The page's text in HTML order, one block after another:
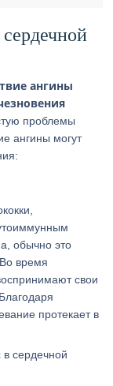
ангины
проблемы
ангины могут
обычно это
время
свои
протекает в
сердечной